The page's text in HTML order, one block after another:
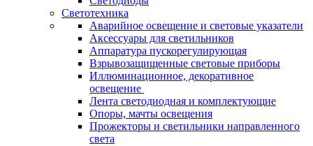
Светотехника
Аварийное освещение и световые указатели
Аксессуары для светильников
Аппаратура пускорегулирующая
Взрывозащищенные световые приборы
Иллюминационное, декоративное
освещение
Лента светодиодная и комплектующие
Опоры, мачты освещения
Прожекторы и светильники направленного
света